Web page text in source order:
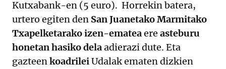
Kutxabank-en (5 euro). Horrekin batera,
urtero egiten den San Juanetako Marmitako
Txapelketarako izen-emateaere asteburu
honetan hasiko delaadierazi dute. Eta
gazteenkoadrileiUdalak ematen dizkien